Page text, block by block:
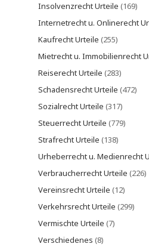
Insolvenzrecht Urteile (169)
Internetrecht u. Onlinerecht
Kaufrecht Urteile (255)
Mietrecht u. Immobilienrecht
Reiserecht Urteile (283)
Schadensrecht Urteile (472)
Sozialrecht Urteile (317)
Steuerrecht Urteile (779)
Strafrecht Urteile (138)
Urheberrecht u. Medienrecht
Verbraucherrecht Urteile (226)
Vereinsrecht Urteile (12)
Verkehrsrecht Urteile (299)
Vermischte Urteile (7)
Verschiedenes (8)